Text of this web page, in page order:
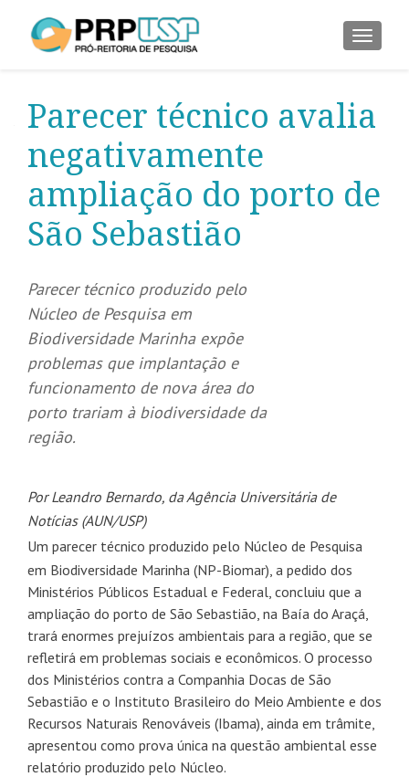
Parecer técnico avalia
negativamente
ampliação do porto de
São Sebastião
Parecer técnico produzido pelo
Núcleo de Pesquisa em
Biodiversidade Marinha expõe
problemas que implantação e
funcionamento de nova área do
porto trariam à biodiversidade da
região.
Por Leandro Bernardo, da Agência Universitária de
Notícias (AUN/USP)
Um parecer técnico produzido pelo Núcleo de Pesquisa
em Biodiversidade Marinha (NP-Biomar), a pedido dos
Ministérios Públicos Estadual e Federal, concluiu que a
ampliação do porto de São Sebastião, na Baía do Araçá,
trará enormes prejuízos ambientais para a região, que se
refletirá em problemas sociais e econômicos. O processo
dos Ministérios contra a Companhia Docas de São
Sebastião e o Instituto Brasileiro do Meio Ambiente e dos
Recursos Naturais Renováveis (Ibama), ainda em trâmite,
apresentou como prova única na questão ambiental esse
relatório produzido pelo Núcleo.